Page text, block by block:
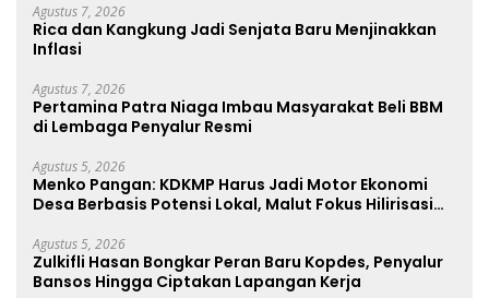
Agustus 7, 2026
Rica dan Kangkung Jadi Senjata Baru Menjinakkan
Inflasi
Agustus 7, 2026
Pertamina Patra Niaga Imbau Masyarakat Beli BBM
di Lembaga Penyalur Resmi
Agustus 5, 2026
Menko Pangan: KDKMP Harus Jadi Motor Ekonomi
Desa Berbasis Potensi Lokal, Malut Fokus Hilirisasi
Agustus 5, 2026
Zulkifli Hasan Bongkar Peran Baru Kopdes, Penyalur
Bansos Hingga Ciptakan Lapangan Kerja